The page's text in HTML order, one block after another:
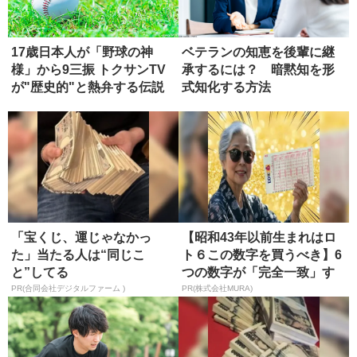
17歳日本人が「野球の神
様」から9三振 トクサンTV
が"歴史的"と熱弁する伝説
ベテランの知恵を後輩に継
承するには？ 暗黙知を形
式知化する方法
「宝くじ、運じゃなかっ
た」当たる人は“同じこ
と”してる
PR(合同会社デジタルファーム )
【昭和43年以前生まれはロ
ト６この数字を買うべき】6
つの数字が「完全一致」す
る方...
PR(株式会社MURA)